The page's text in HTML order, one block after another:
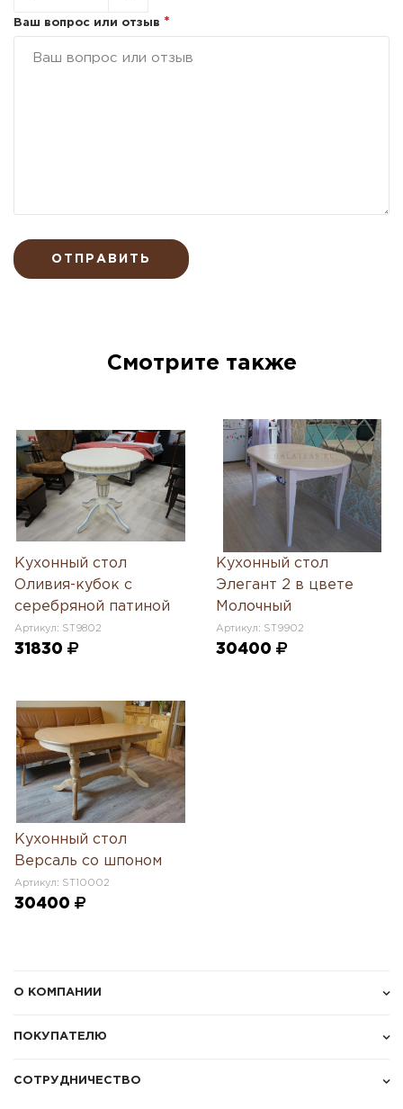
Ваш вопрос или отзыв *
ОТПРАВИТЬ
Смотрите также
Кухонный стол
Оливия-кубок с
серебряной патиной
Артикул: ST9802
31830
Кухонный стол
Элегант 2 в цвете
Молочный
Артикул: ST9902
30400
Кухонный стол
Версаль со шпоном
Артикул: ST10002
30400
О КОМПАНИИ
ПОКУПАТЕЛЮ
СОТРУДНИЧЕСТВО